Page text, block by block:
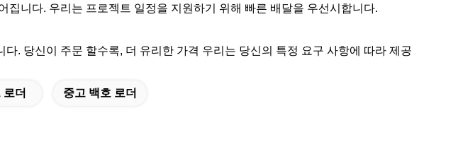
집니다. 우리는 프로젝트 일정을 지원하기 위해 빠른 배달을 우선시합니다.
. 당신이 주문 할수록, 더 유리한 가격 우리는 당신의 특정 요구 사항에 따라 제공
로더 중고 백호 로더